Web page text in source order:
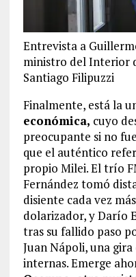
Entrevista a
ministro del Interior
Santiago Filipuzzi
Finalmente, está la
económica, cuyo
preocupante si no
que el auténtico
propio Milei. El trío
Fernández tomó
disiente cada vez
dolarizador, y Darío
tras su fallido paso
Juan Nápoli, una
internas. Emerge